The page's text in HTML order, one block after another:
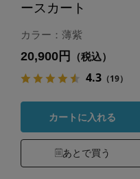
ースカート
カラー：薄紫
20,900円 （税込）
4.3（19）
カートに入れる
あとで買う